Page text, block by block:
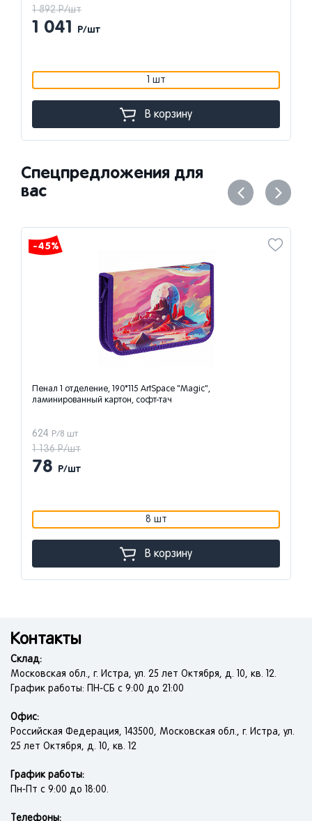
1 892 Р/шт
1 041 Р/шт
1 шт
В корзину
Спецпредложения для
вас
-45%
Пенал 1 отделение, 190*115 ArtSpace "Magic",
ламинированный картон, софт-тач
624 Р/8 шт
1 136 Р/шт
78 Р/шт
8 шт
В корзину
Контакты
Склад:
Московская обл., г. Истра, ул. 25 лет Октября, д. 10, кв. 12.
График работы: ПН-СБ с 9:00 до 21:00
Офис:
Российская Федерация, 143500, Московская обл., г. Истра, ул.
25 лет Октября, д. 10, кв. 12
График работы:
Пн-Пт с 9:00 до 18:00.
Телефоны: